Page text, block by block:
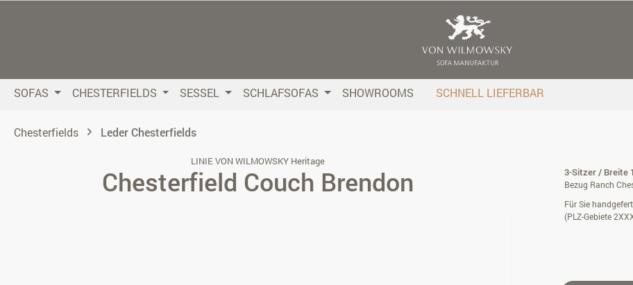
SOFAS CHESTERFIELDS SESSEL SCHLAFSOFAS SHOWROOMS SCHNELL LIEFERBAR
Chesterfields Leder Chesterfields
LINIE VON WILMOWSKY Heritage
Chesterfield Couch Brendon 3-Sitzer / Breite
Bezug Ranch
Für Sie
(PLZ-Gebiete